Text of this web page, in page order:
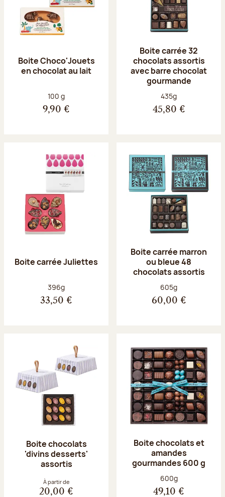
Boite Choco'Jouets
en chocolat au lait
Poids net :
100 g
9,90 €
Boite carrée 32
chocolats assortis
avec barre chocolat
gourmande
Poids net :
435g
45,80 €
Boite carrée Juliettes
Poids net :
396g
33,50 €
Boite carrée marron
ou bleue 48
chocolats assortis
Poids net :
605g
60,00 €
Boite chocolats
'divins desserts'
assortis
À partir de
20,00 €
Boite chocolats et
amandes
gourmandes 600 g
Poids net :
600g
49,10 €